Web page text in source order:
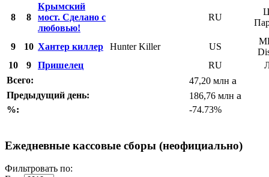
8 8
Крымский
мост. Сделано с
любовью!
RU
9 10 Хантер киллер Hunter Killer US
10
9 Пришелец RU
Всего:
47,20 млн a
Предыдущий день: 186,76 млн a
%: -74.73%
Ежедневные кассовые сборы (неофициально)
Фильтровать по: